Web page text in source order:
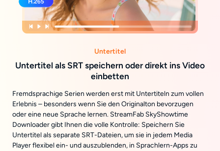
Untertitel
Untertitel als SRT speichern oder direkt ins Video
einbetten
Fremdsprachige Serien werden erst mit Untertiteln zum vollen
Erlebnis – besonders wenn Sie den Originalton bevorzugen
oder eine neue Sprache lernen. StreamFab SkyShowtime
Downloader gibt Ihnen die volle Kontrolle: Speichern Sie
Untertitel als separate SRT-Dateien, um sie in jedem Media
Player flexibel ein- und auszublenden, in Sprachlern-Apps zu